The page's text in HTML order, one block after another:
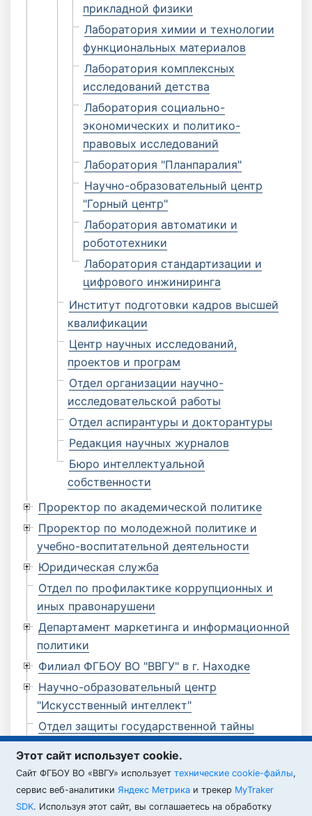
прикладной физики
Лаборатория химии и технологии
функциональных материалов
Лаборатория комплексных
исследований детства
Лаборатория социально-
экономических и политико-
правовых исследований
Лаборатория "Планпаралия"
Научно-образовательный центр
"Горный центр"
Лаборатория автоматики и
робототехники
Лаборатория стандартизации и
цифрового инжиниринга
Институт подготовки кадров высшей
квалификации
Центр научных исследований,
проектов и програм
Отдел организации научно-
исследовательской работы
Отдел аспирантуры и докторантуры
Редакция научных журналов
Бюро интеллектуальной
собственности
Проректор по академической политике
Проректор по молодежной политике и
учебно-воспитательной деятельности
Юридическая служба
Отдел по профилактике коррупционных и
иных правонарушени
Департамент маркетинга и информационной
политики
Филиал ФГБОУ ВО "ВВГУ" в г. Находке
Научно-образовательный центр
"Искусственный интеллект"
Отдел защиты государственной тайны
Отдел по мобилизационной работе
Филиал ФГБОУ ВО "ВВГУ" в г. Артеме
Филиал ФГБОУ ВО "ВВГУ" в г. Уссурийске
Этот сайт использует cookie.
Cайт ФГБОУ ВО «ВВГУ» использует технические cookie-файлы,
сервис веб-аналитики Яндекс Метрика и трекер MyTraker
SDK. Используя этот сайт, вы соглашаетесь на обработку